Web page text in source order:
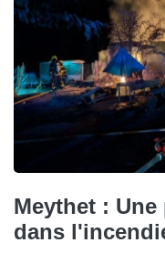
Meythet :
dans